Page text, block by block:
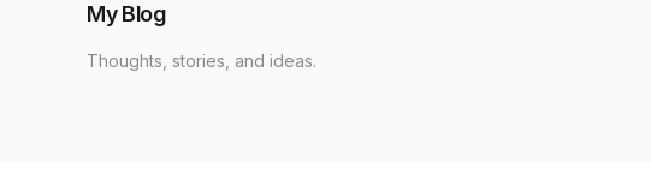
My Blog
Thoughts, stories, and ideas.